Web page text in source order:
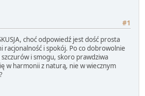
#1
choć odpowiedź jest dość prosta
racjonalność i spokój. Po co dobrowolnie
i smogu, skoro prawdziwa
w harmonii z naturą, nie w wiecznym